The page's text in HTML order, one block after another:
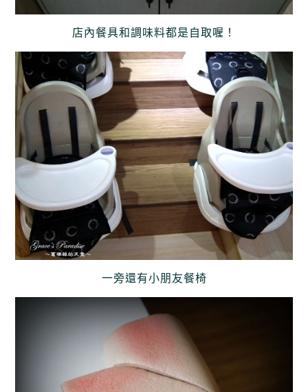
店內餐具和調味料都是自取喔！
一旁還有小朋友餐椅